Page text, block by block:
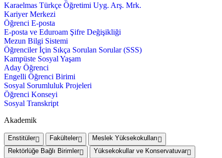
Karaelmas Türkçe Öğretimi Uyg. Arş. Mrk.
Kariyer Merkezi
Öğrenci E-posta
E-posta ve Eduroam Şifre Değişikliği
Mezun Bilgi Sistemi
Öğrenciler İçin Sıkça Sorulan Sorular (SSS)
Kampüste Sosyal Yaşam
Aday Öğrenci
Engelli Öğrenci Birimi
Sosyal Sorumluluk Projeleri
Öğrenci Konseyi
Sosyal Transkript
Akademik
Enstitüler Fakülteler
Meslek Yüksekokulları
Rektörlüğe Bağlı Birimler
Yüksekokullar ve Konservatuvar